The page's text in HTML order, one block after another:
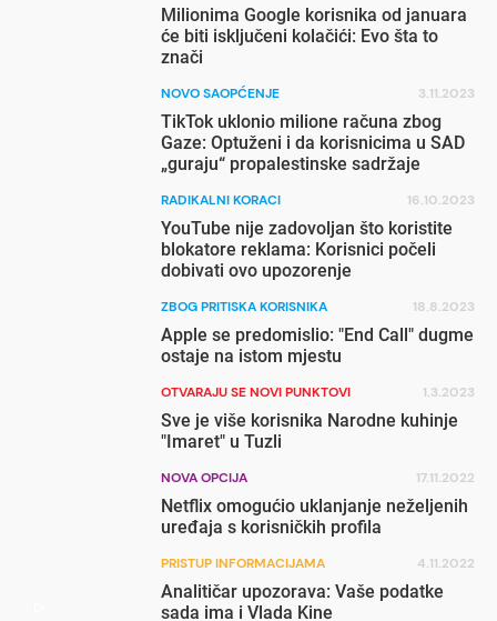
Milionima Google korisnika od januara
će biti isključeni kolačići: Evo šta to
znači
NOVO SAOPĆENJE 3.11.2023
TikTok uklonio milione računa zbog
Gaze: Optuženi i da korisnicima u SAD
„guraju“ propalestinske sadržaje
RADIKALNI KORACI 16.10.2023
YouTube nije zadovoljan što koristite
blokatore reklama: Korisnici počeli
dobivati ovo upozorenje
ZBOG PRITISKA KORISNIKA 18.8.2023
Apple se predomislio: "End Call" dugme
ostaje na istom mjestu
OTVARAJU SE NOVI PUNKTOVI 1.3.2023
Sve je više korisnika Narodne kuhinje
"Imaret" u Tuzli
NOVA OPCIJA 17.11.2022
Netflix omogućio uklanjanje neželjenih
uređaja s korisničkih profila
PRISTUP INFORMACIJAMA 4.11.2022
Analitičar upozorava: Vaše podatke
sada ima i Vlada Kine